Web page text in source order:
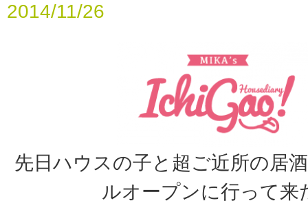
2014/11/26
先日ハウスの子と超ご近所の居
ルオープンに行って来